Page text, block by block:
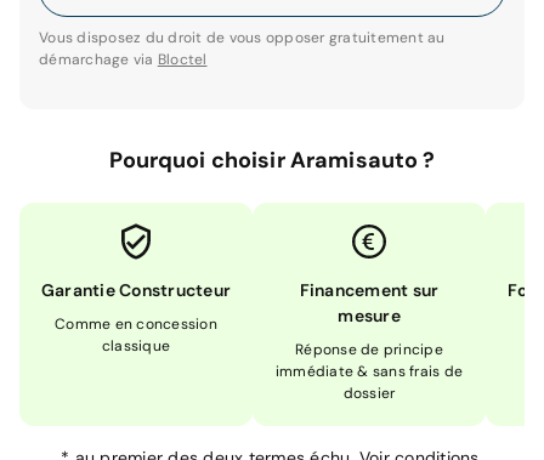
Vous disposez du droit de vous opposer gratuitement au
démarchage via Bloctel
Pourquoi choisir Aramisauto ?
Garantie Constructeur
Comme en concession
classique
Financement sur
mesure
Réponse de principe
immédiate & sans frais de
dossier